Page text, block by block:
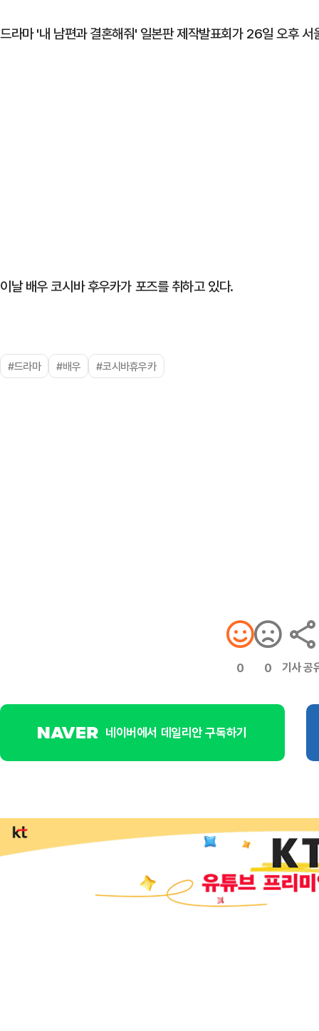
드라마 '내 남편과 결혼해줘' 일본판 제작발표회가 26일 오후 서
이날 배우 코시바 후우카가 포즈를 취하고 있다.
#드라마 #배우 #코시바휴우카
0 0 기사 공
네이버에서 데일리안 구독하기